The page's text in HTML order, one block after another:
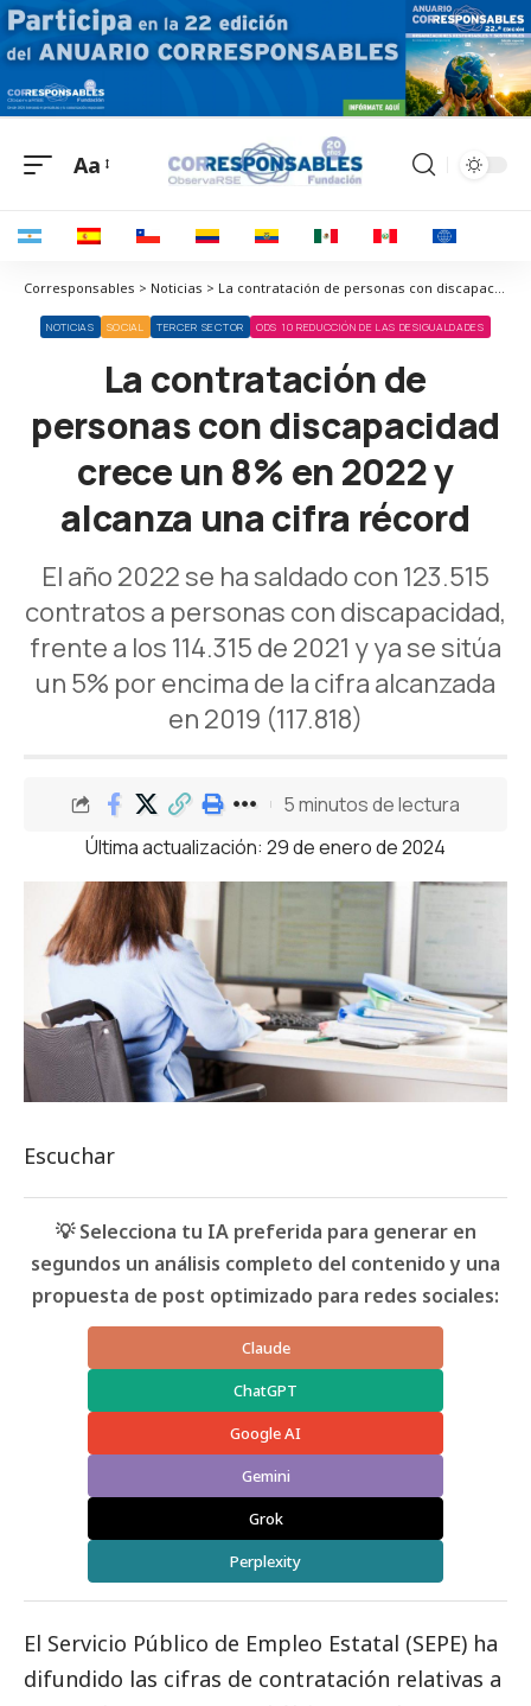
Aa
Corresponsables > Noticias > La contratación de personas con discapacidad crece un 8% en 2022 y alcanza una cifra récord
NOTICIAS SOCIAL TERCER SECTOR ODS 10 REDUCCIÓN DE LAS DESIGUALDADES
La contratación de
personas con discapacidad
crece un 8% en 2022 y
alcanza una cifra récord
El año 2022 se ha saldado con 123.515
contratos a personas con discapacidad,
frente a los 114.315 de 2021 y ya se sitúa
un 5% por encima de la cifra alcanzada
en 2019 (117.818)
Última actualización: 29 de enero de 2024
5 minutos de lectura
Escuchar
💡 Selecciona tu IA preferida para generar en
segundos un análisis completo del contenido y una
propuesta de post optimizado para redes sociales:
Claude
ChatGPT
Google AI
Gemini
Grok
Perplexity
El Servicio Público de Empleo Estatal (SEPE) ha
difundido las cifras de contratación relativas a